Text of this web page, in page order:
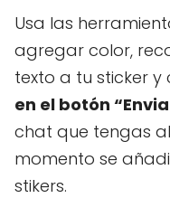
Usa las
agregar color,
texto a tu sticker y
en el botón
chat que tengas
momento se
stikers.